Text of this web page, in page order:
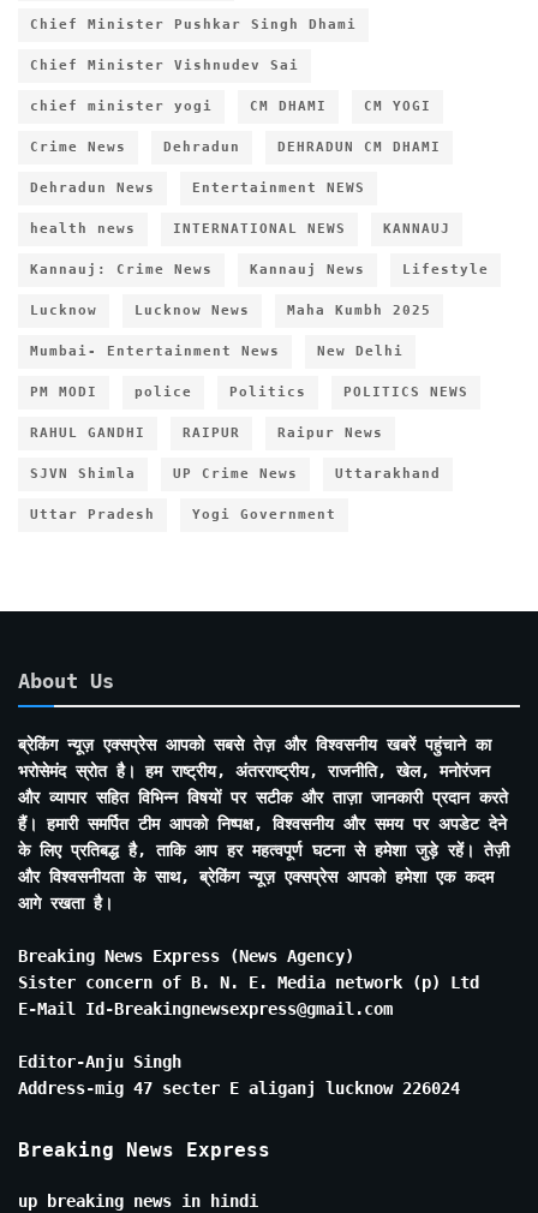
Chief Minister Pushkar Singh Dhami
Chief Minister Vishnudev Sai
chief minister yogi CM DHAMI CM YOGI
Crime News Dehradun DEHRADUN CM DHAMI
Dehradun News Entertainment NEWS
health news INTERNATIONAL NEWS KANNAUJ
Kannauj: Crime News Kannauj News Lifestyle
Lucknow Lucknow News Maha Kumbh 2025
Mumbai- Entertainment News New Delhi
PM MODI police Politics POLITICS NEWS
RAHUL GANDHI RAIPUR Raipur News
SJVN Shimla UP Crime News Uttarakhand
Uttar Pradesh Yogi Government
About Us
ब्रेकिंग न्यूज़ एक्सप्रेस आपको सबसे तेज़ और विश्वसनीय खबरें पहुंचाने का
भरोसेमंद स्रोत है। हम राष्ट्रीय, अंतरराष्ट्रीय, राजनीति, खेल, मनोरंजन
और व्यापार सहित विभिन्न विषयों पर सटीक और ताज़ा जानकारी प्रदान करते
हैं। हमारी समर्पित टीम आपको निष्पक्ष, विश्वसनीय और समय पर अपडेट देने
के लिए प्रतिबद्ध है, ताकि आप हर महत्वपूर्ण घटना से हमेशा जुड़े रहें। तेज़ी
और विश्वसनीयता के साथ, ब्रेकिंग न्यूज़ एक्सप्रेस आपको हमेशा एक कदम
आगे रखता है।
Breaking News Express (News Agency)
Sister concern of B. N. E. Media network (p) Ltd
E-Mail Id-Breakingnewsexpress@gmail.com
Editor-Anju Singh
Address-mig 47 secter E aliganj lucknow 226024
Breaking News Express
up breaking news in hindi